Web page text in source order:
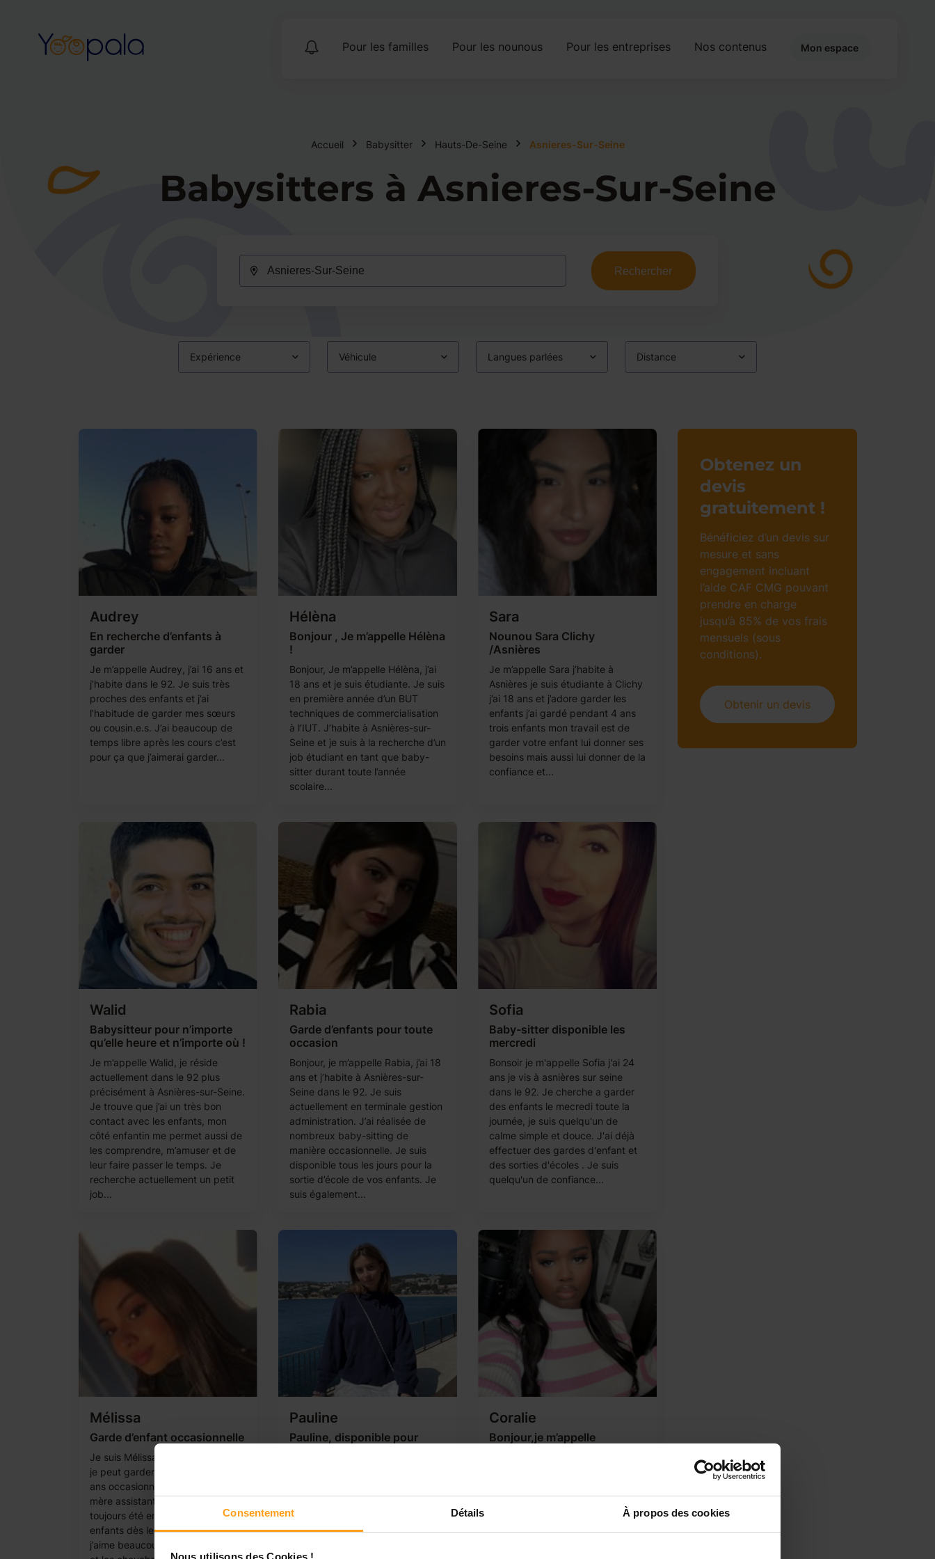
Consentement Détails À propos des cookies
Nous utilisons des Cookies !
Pour les familles Pour les nounous Pour les entreprises Nos contenus Mon espace
Accueil Babysitter Hauts-De-Seine Asnieres-Sur-Seine
Babysitters à Asnieres-Sur-Seine
Rechercher
Expérience Véhicule Langues parlées Distance
Audrey
En recherche d’enfants à
garder
Je m’appelle Audrey, j’ai 16 ans et
j’habite dans le 92. Je suis très
proches des enfants et j’ai
l’habitude de garder mes sœurs
ou cousin.e.s. J’ai beaucoup de
temps libre après les cours c’est
pour ça que j’aimerai garder...
Hélèna
Bonjour , Je m’appelle Hélèna
!
Bonjour, Je m’appelle Hélèna, j’ai
18 ans et je suis étudiante. Je suis
en première année d’un BUT
techniques de commercialisation
à l’IUT. J’habite à Asnières-sur-
Seine et je suis à la recherche d’un
job étudiant en tant que baby-
sitter durant toute l’année
scolaire...
Sara
Nounou Sara Clichy
/Asnières
Je m’appelle Sara j’habite à
Asnières je suis étudiante à Clichy
j’ai 18 ans et j’adore garder les
enfants j’ai gardé pendant 4 ans
trois enfants mon travail est de
garder votre enfant lui donner ses
besoins mais aussi lui donner de la
confiance et...
Walid
Babysitteur pour n’importe
qu’elle heure et n’importe où !
Je m’appelle Walid, je réside
actuellement dans le 92 plus
précisément à Asnières-sur-Seine.
Je trouve que j’ai un très bon
contact avec les enfants, mon
côté enfantin me permet aussi de
les comprendre, m’amuser et de
leur faire passer le temps. Je
recherche actuellement un petit
job...
Rabia
Garde d’enfants pour toute
occasion
Bonjour, je m’appelle Rabia, j’ai 18
ans et j’habite à Asnières-sur-
Seine dans le 92. Je suis
actuellement en terminale gestion
administration. J’ai réalisée de
nombreux baby-sitting de
manière occasionnelle. Je suis
disponible tous les jours pour la
sortie d’école de vos enfants. Je
suis également...
Sofia
Baby-sitter disponible les
mercredi
Bonsoir je m'appelle Sofia j'ai 24
ans je vis à asnières sur seine
dans le 92. Je cherche a garder
des enfants le mecredi toute la
journée, je suis quelqu'un de
calme simple et douce. J'ai déjà
effectuer des gardes d'enfant et
des sorties d'écoles . Je suis
quelqu'un de confiance...
Mélissa
Garde d’enfant occasionnelle
Je suis Mélissa, je suis lycéenne et
je peut garder vos enfants de +3
ans occasionnellement, ayant une
mère assistante maternelle, j’ai
toujours été en contact avec des
enfants dès le plus jeune âge et
j’aime beaucoup en prendre soin
Pauline
Pauline, disponible pour
suis actuellement en terminal
Stmg à Courbevoie. Je suis
disponible pour garder vos
Coralie
Bonjour,je m’appelle
seconde professionnelle en
Obtenez un
devis
gratuitement !
Bénéficiez d’un devis sur
mesure et sans
engagement incluant
l’aide CAF CMG pouvant
prendre en charge
jusqu’à 85% de vos frais
mensuels (sous
conditions).
Obtenir un devis